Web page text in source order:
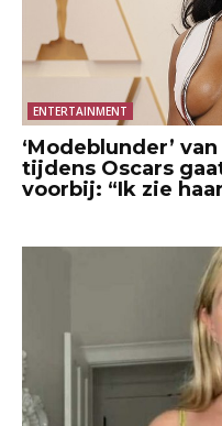
ENTERTAINMENT
‘Modeblunder’
tijdens Oscars
voorbij: “Ik zie